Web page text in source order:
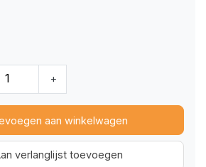
+
aan winkelwagen
verlanglijst toevoegen